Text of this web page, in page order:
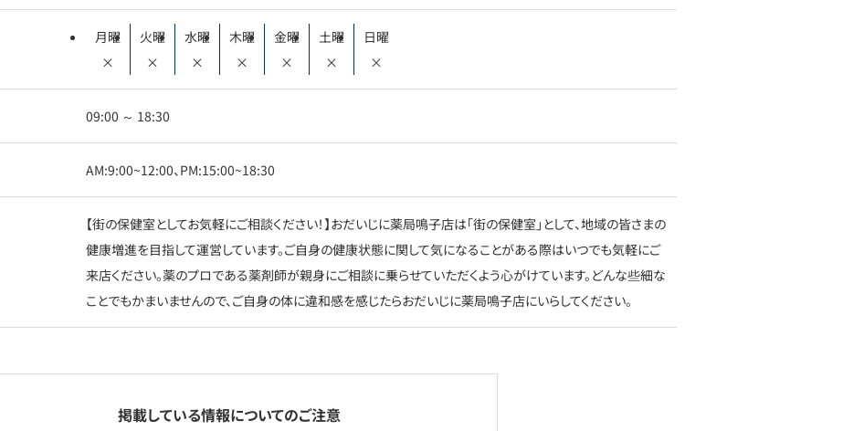
月曜
×
火曜
×
水曜
×
木曜
×
金曜
×
土曜
×
日曜
×
09:00 ～ 18:30
AM:9:00~12:00、PM:15:00~18:30
【街の保健室としてお気軽にご相談ください！】おだいじに薬局鳴子店は「街の保健室」として、地域の皆さまの
健康増進を目指して運営しています。ご自身の健康状態に関して気になることがある際はいつでも気軽にご
来店ください。薬のプロである薬剤師が親身にご相談に乗らせていただくよう心がけています。どんな些細な
ことでもかまいませんので、ご自身の体に違和感を感じたらおだいじに薬局鳴子店にいらしてください。
掲載している情報についてのご注意